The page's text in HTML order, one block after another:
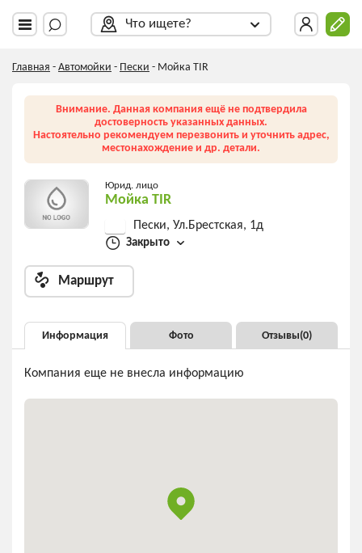
Что ищете?
Главная - Автомойки - Пески - Мойка TIR
Внимание. Данная компания ещё не подтвердила
достоверность указанных данных.
Настоятельно рекомендуем перезвонить и уточнить адрес,
местонахождение и др. детали.
Юрид. лицо
Мойка TIR
Пески, Ул.Брестская, 1д
Закрыто
Маршрут
Информация Фото Отзывы(0)
Компания еще не внесла информацию